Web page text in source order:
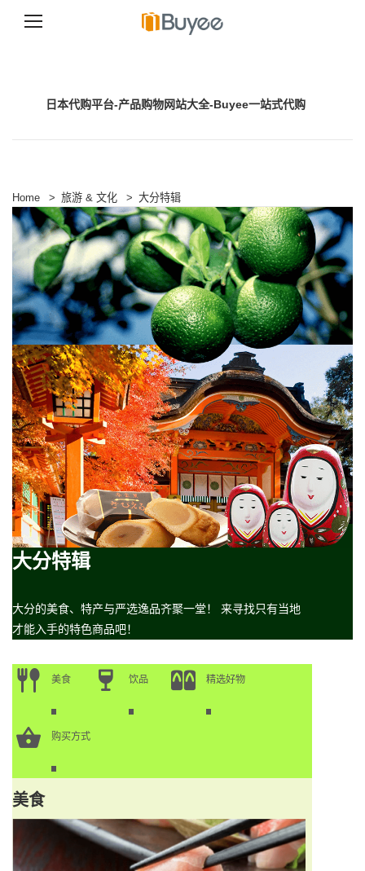
日本代购平台-产品购物网站大全-Buyee一站式代购
Home > 旅游 & 文化 > 大分特辑
大分特辑
大分的美食、特产与严选逸品齐聚一堂！ 来寻找只有当地
才能入手的特色商品吧！
美食 饮品 精选好物
购买方式
美食